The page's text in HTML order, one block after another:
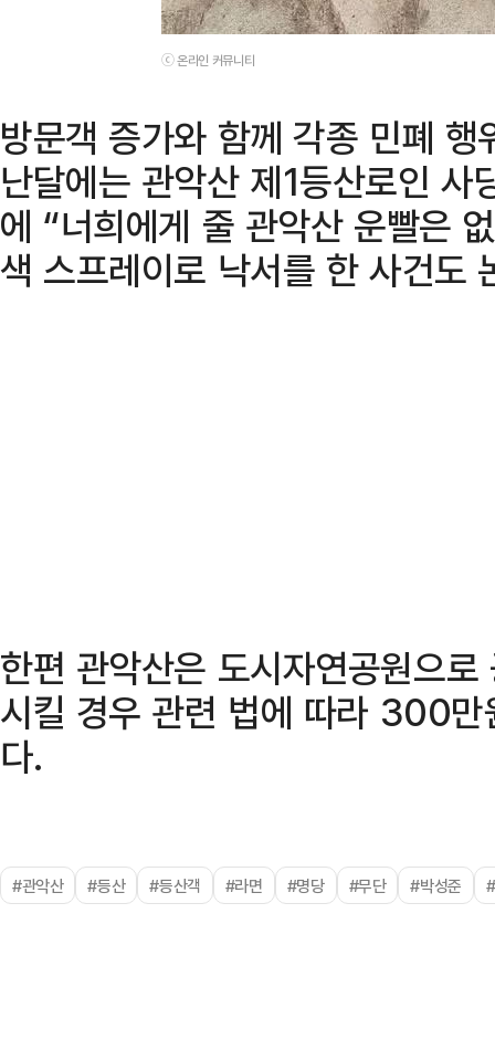
ⓒ 온라인 커뮤니티
방문객 증가와 함께 각종 민폐
난달에는 관악산 제1등산로인
에 “너희에게 줄 관악산 운빨은
색 스프레이로 낙서를 한 사건도
한편 관악산은 도시자연공원으
시킬 경우 관련 법에 따라 300
다.
#관악산 #등산 #등산객 #라면 #명당 #무단 #박성준